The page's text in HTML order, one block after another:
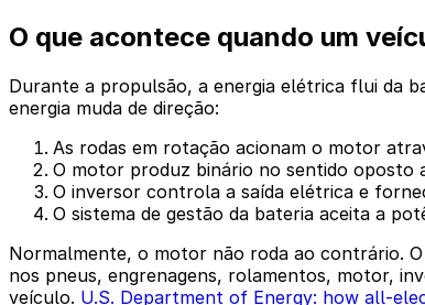
O que acontece quando um
Durante a propulsão, a energia elétrica flui da
energia muda de direção:
As rodas em rotação acionam o motor
O motor produz binário no sentido oposto
O inversor controla a saída elétrica e
O sistema de gestão da bateria aceita a
Normalmente, o motor não roda ao contrário.
nos pneus, engrenagens, rolamentos, motor,
veículo. U.S. Department of Energy: how all-